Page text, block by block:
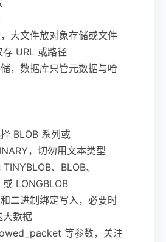
大文件放对象存储或文件
URL 或路径
，数据库只管元数据与哈
BLOB 系列或
，切勿用文本类型
、BLOB、
LONGBLOB
二进制绑定写入，必要时
大数据
等参数，关注